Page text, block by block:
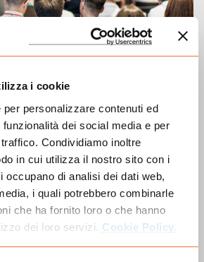
i cookie
personalizzare contenuti ed
dei social media e per
Condividiamo inoltre
in cui utilizza il nostro sito con i
occupano di analisi dei dati web,
i quali potrebbero combinarle
che ha fornito loro o che hanno
dei loro servizi. Cookie Policy.
di conferenze e workshop
influenti del settore.
convegni